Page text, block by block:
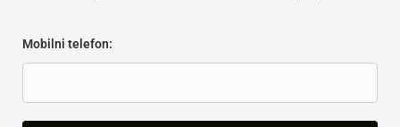
Mobilni telefon: